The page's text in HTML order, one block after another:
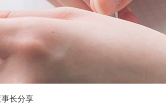
事长分享